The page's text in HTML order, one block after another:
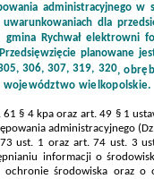
administracyjnego w
dla
gmina Rychwał elektrowni
Przedsięwzięcie planowane
306, 307, 319, 320,
województwo wielkopolskie.
61 § 4 kpa oraz art. 49 § 1
administracyjnego
ust. 1 oraz art. 74 ust. 3
informacji o
ochronie środowiska oraz o